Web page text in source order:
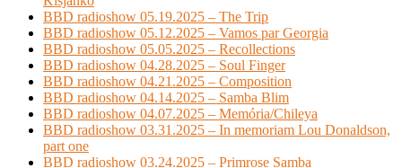
BBD radioshow 05.19.2025 – The Trip
BBD radioshow 05.12.2025 – Vamos par Georgia
BBD radioshow 05.05.2025 – Recollections
BBD radioshow 04.28.2025 – Soul Finger
BBD radioshow 04.21.2025 – Composition
BBD radioshow 04.14.2025 – Samba Blim
BBD radioshow 04.07.2025 – Memória/Chileya
BBD radioshow 03.31.2025 – In memoriam Lou Donaldson,
part one
BBD radioshow 03.24.2025 – Primrose Samba